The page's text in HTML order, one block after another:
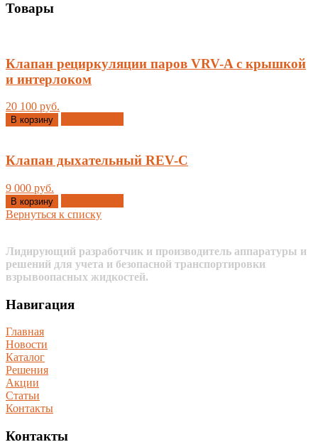
Товары
Клапан рециркуляции паров VRV-A с крышкой
и интерлоком
20 100 руб.
В корзину
Клапан дыхательный REV-C
9 000 руб.
В корзину
Вернуться к списку
Лидирующий разработчик и производитель аппаратуры и
решений для учета и безопасной транспортировки
взрывоопасных жидкостей.
Навигация
Главная
Новости
Каталог
Решения
Акции
Статьи
Контакты
Контакты